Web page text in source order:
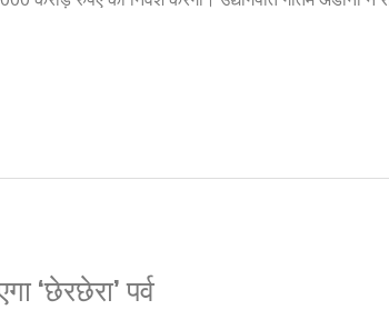
‘छेरछेरा’ पर्व